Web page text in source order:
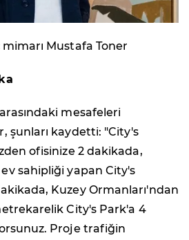
Mustafa Toner
mesafeleri
şunları kaydetti: "City's
ofisinize 2 dakikada,
sahipliği yapan City's
Kuzey Ormanları'ndan
City's Park'a 4
Proje trafiğin